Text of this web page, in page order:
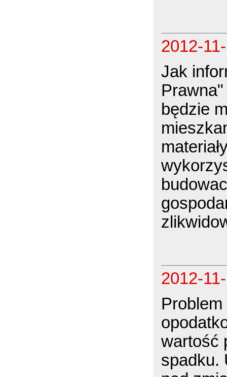
2012-
Jak
będzie
2012-
wartość
spadku.